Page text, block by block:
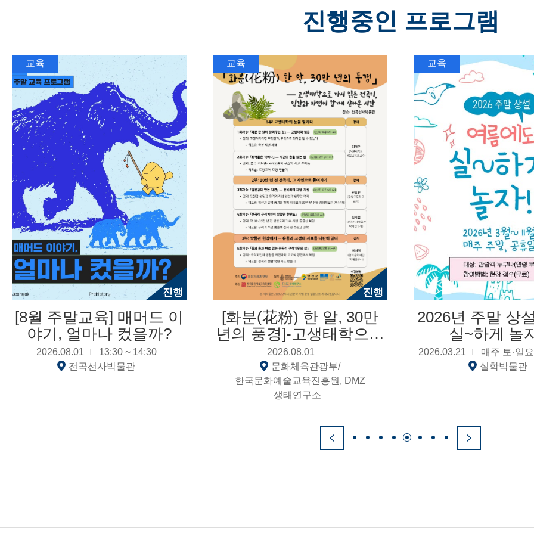
진행중인 프로그램
교육
진행
[8월 주말교육] 매머드 이
야기, 얼마나 컸을까?
2026.08.01
13:30 ~ 14:30
전곡선사박물관
교육
진행
[화분(花粉) 한 알, 30만
년의 풍경]-고생태학으로
다시 읽는 전곡리, 인간과
자연이 함께 살아온 시간
2026.08.01
문화체육관광부/
한국문화예술교육진흥원, DMZ
생태연구소
교육
2026년 주말 상
실~하게 놀
2026.03.21
매주 토·일
실학박물관